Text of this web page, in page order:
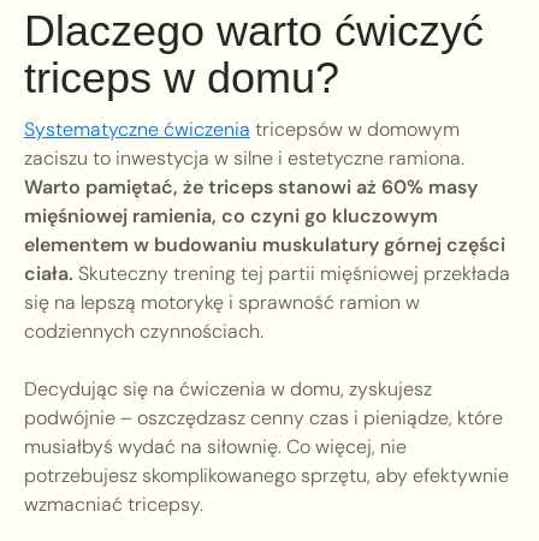
Dlaczego warto ćwiczyć
triceps w domu?
Systematyczne ćwiczenia tricepsów w domowym
zaciszu to inwestycja w silne i estetyczne ramiona.
Warto pamiętać, że triceps stanowi aż 60% masy
mięśniowej ramienia, co czyni go kluczowym
elementem w budowaniu muskulatury górnej części
ciała. Skuteczny trening tej partii mięśniowej przekłada
się na lepszą motorykę i sprawność ramion w
codziennych czynnościach.
Decydując się na ćwiczenia w domu, zyskujesz
podwójnie – oszczędzasz cenny czas i pieniądze, które
musiałbyś wydać na siłownię. Co więcej, nie
potrzebujesz skomplikowanego sprzętu, aby efektywnie
wzmacniać tricepsy.